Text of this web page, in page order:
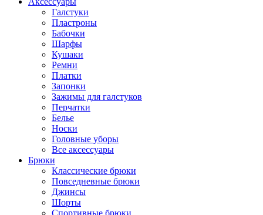
Галстуки
Пластроны
Бабочки
Шарфы
Кушаки
Ремни
Платки
Запонки
Зажимы для галстуков
Перчатки
Белье
Носки
Головные уборы
Все аксессуары
Брюки
Классические брюки
Повседневные брюки
Джинсы
Шорты
Спортивные брюки